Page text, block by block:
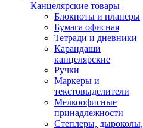
Канцелярские товары
Блокноты и планеры
Бумага офисная
Тетради и дневники
Карандаши
канцелярские
Ручки
Маркеры и
текстовыделители
Мелкоофисные
принадлежности
Степлеры, дыроколы,